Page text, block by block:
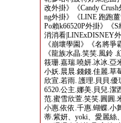
改外掛》《Candy
ng外掛》《LINE 跑跑
Po賴k66520P外掛》《
消消看|LINExDISNEY
《崩壞學園》《名將
《龍族水晶.笑笑.風鈴
筱珊.嘉瑞.嘵妍.冰冰.亞
小妖.晨晨.錢錢.佳麗.草
欣宣.若雨. 護理.貝貝.
6520.公主.娜美.貝兒.潔
范.蜜雪欣萱.笑笑.圓圓.
小惠.依依.千惠.蝴蝶.小
蒂.紫妍、yoki、愛麗絲